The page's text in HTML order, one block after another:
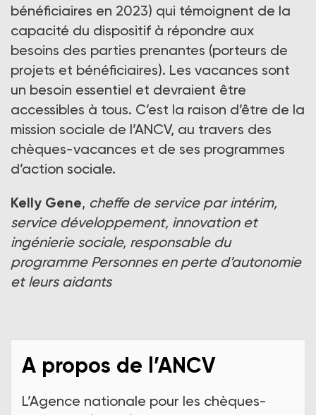
bénéficiaires en 2023) qui témoignent de la
capacité du dispositif à répondre aux
besoins des parties prenantes (porteurs de
projets et bénéficiaires). Les vacances sont
un besoin essentiel et devraient être
accessibles à tous. C’est la raison d’être de la
mission sociale de l’ANCV, au travers des
chèques-vacances et de ses programmes
d’action sociale.
Kelly Gene, cheffe de service par intérim,
service développement, innovation et
ingénierie sociale, responsable du
programme Personnes en perte d’autonomie
et leurs aidants
A propos de l’ANCV
L’Agence nationale pour les chèques-